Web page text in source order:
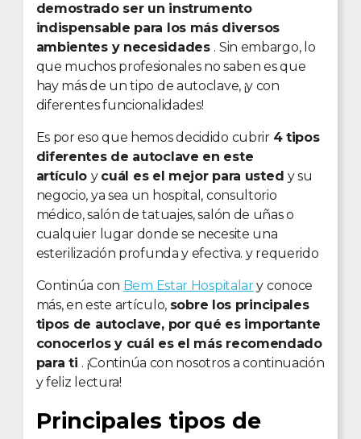
demostrado ser un instrumento
indispensable para los más diversos
ambientes y necesidades . Sin embargo, lo
que muchos profesionales no saben es que
hay más de un tipo de autoclave, ¡y con
diferentes funcionalidades!
Es por eso que hemos decidido cubrir 4 tipos
diferentes de autoclave en este
artículo y cuál es el mejor para usted y su
negocio, ya sea un hospital, consultorio
médico, salón de tatuajes, salón de uñas o
cualquier lugar donde se necesite una
esterilización profunda y efectiva. y requerido
Continúa con Bem Estar Hospitalary conoce
más, en este artículo, sobre los principales
tipos de autoclave, por qué es importante
conocerlos y cuál es el más recomendado
para ti . ¡Continúa con nosotros a continuación
y feliz lectura!
Principales tipos de